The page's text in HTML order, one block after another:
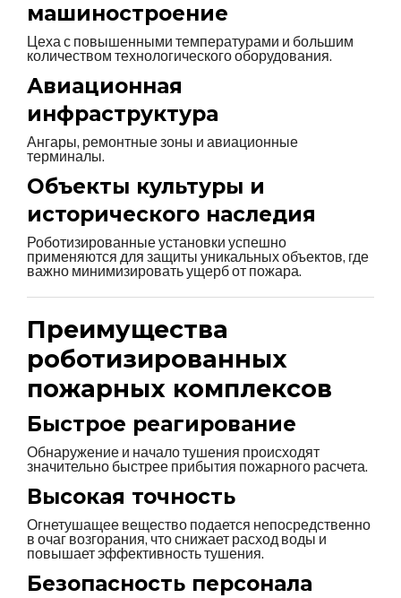
машиностроение
Цеха с повышенными температурами и большим
количеством технологического оборудования.
Авиационная
инфраструктура
Ангары, ремонтные зоны и авиационные
терминалы.
Объекты культуры и
исторического наследия
Роботизированные установки успешно
применяются для защиты уникальных объектов, где
важно минимизировать ущерб от пожара.
Преимущества
роботизированных
пожарных комплексов
Быстрое реагирование
Обнаружение и начало тушения происходят
значительно быстрее прибытия пожарного расчета.
Высокая точность
Огнетушащее вещество подается непосредственно
в очаг возгорания, что снижает расход воды и
повышает эффективность тушения.
Безопасность персонала